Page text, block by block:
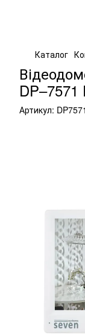
Каталог
DP–7571
Артикул: